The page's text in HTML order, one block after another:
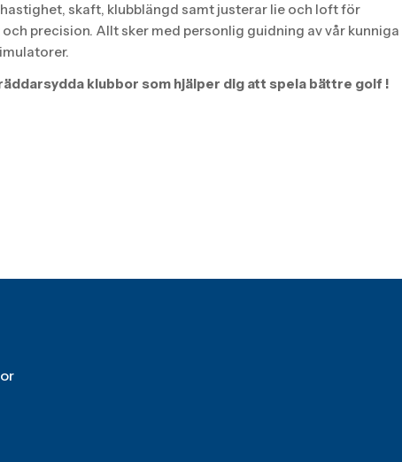
skaft, klubblängd samt justerar lie och loft för
precision. Allt sker med personlig guidning av vår kunniga
klubbor som hjälper dig att spela bättre golf !